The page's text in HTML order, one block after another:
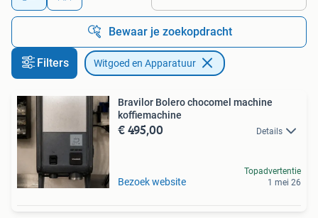
Bewaar je zoekopdracht
Filters Witgoed en Apparatuur
Bravilor Bolero chocomel machine
koffiemachine
€ 495,00 Details
Bezoek website
Topadvertentie
1 mei 26